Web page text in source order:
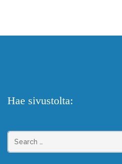
Hae sivustolta: